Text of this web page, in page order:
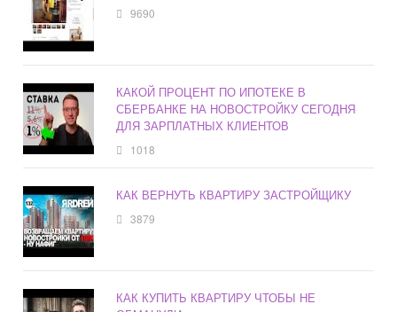
9690
КАКОЙ ПРОЦЕНТ ПО ИПОТЕКЕ В
СБЕРБАНКЕ НА НОВОСТРОЙКУ СЕГОДНЯ
ДЛЯ ЗАРПЛАТНЫХ КЛИЕНТОВ
1018
КАК ВЕРНУТЬ КВАРТИРУ ЗАСТРОЙЩИКУ
3879
КАК КУПИТЬ КВАРТИРУ ЧТОБЫ НЕ